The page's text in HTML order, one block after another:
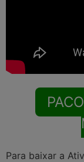
Para baixar a